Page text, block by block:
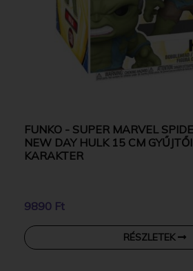
FUNKO - SUPER MARVEL
NEW DAY HULK 15 CM
KARAKTER
9890 Ft
RÉSZLETEK